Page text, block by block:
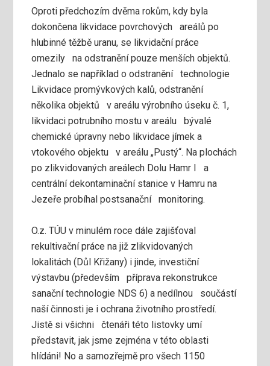
Oproti předchozím dvěma rokům, kdy byla
dokončena likvidace povrchových areálů po
hlubinné těžbě uranu, se likvidační práce
omezily na odstranění pouze menších objektů.
Jednalo se například o odstranění technologie
Likvidace promývkových kalů, odstranění
několika objektů v areálu výrobního úseku č. 1,
likvidaci potrubního mostu v areálu bývalé
chemické úpravny nebo likvidace jímek a
vtokového objektu v areálu „Pustý“. Na plochách
po zlikvidovaných areálech Dolu Hamr I a
centrální dekontaminační stanice v Hamru na
Jezeře probíhal postsanační monitoring.
O.z. TÚU v minulém roce dále zajišťoval
rekultivační práce na již zlikvidovaných
lokalitách (Důl Křižany) i jinde, investiční
výstavbu (především příprava rekonstrukce
sanační technologie NDS 6) a nedílnou součástí
naší činnosti je i ochrana životního prostředí.
Jistě si všichni čtenáři této listovky umí
představit, jak jsme zejména v této oblasti
hlídáni! No a samozřejmě pro všech 1150